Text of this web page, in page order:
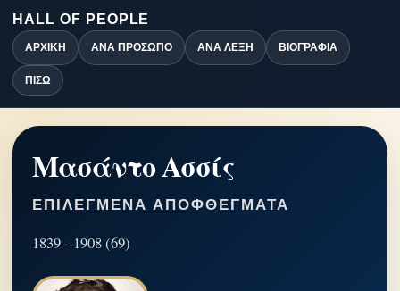
HALL OF PEOPLE
ΑΡΧΙΚΉ ΑΝΆ ΠΡΌΣΩΠΟ ΑΝΆ ΛΈΞΗ ΒΙΟΓΡΑΦΊΑ
ΠΊΣΩ
Μασάντο Ασσίς
ΕΠΙΛΕΓΜΈΝΑ ΑΠΟΦΘΈΓΜΑΤΑ
1839 - 1908 (69)